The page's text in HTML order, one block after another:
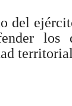
del
los